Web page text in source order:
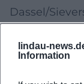
lindau-
Information
Dassel/
Eine